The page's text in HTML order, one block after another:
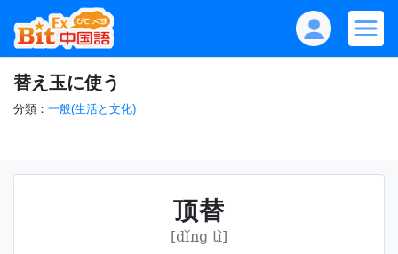
替え玉に使う
分類： 一般(生活と文化)
顶替
[dǐng tì]